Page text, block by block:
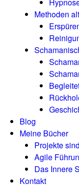
Methoden
Blog
Meine Bücher
Projekte
Agile
Das Innere
Kontakt